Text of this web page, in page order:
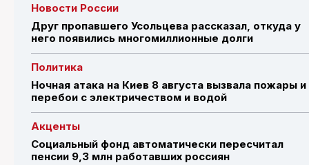
Новости России
Друг пропавшего Усольцева рассказал, откуда у
него появились многомиллионные долги
Политика
Ночная атака на Киев 8 августа вызвала пожары и
перебои с электричеством и водой
Акценты
Социальный фонд автоматически пересчитал
пенсии 9,3 млн работавших россиян